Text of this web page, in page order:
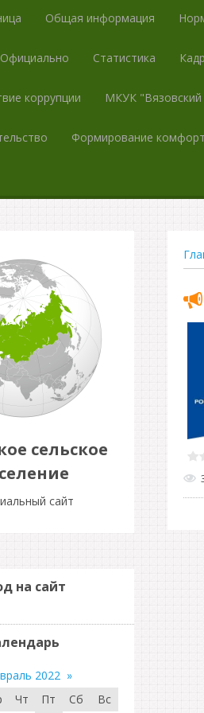
Общая информация
Официально Статистика
коррупции МКУК
Формирование
сельское
сайт
на сайт
2022 »
Чт Пт Сб Вс